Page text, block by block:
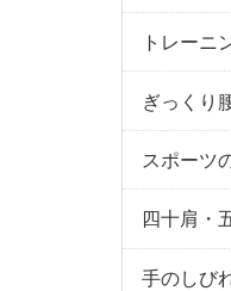
トレーニ
ぎっくり
スポーツ
四十肩・
手のしび